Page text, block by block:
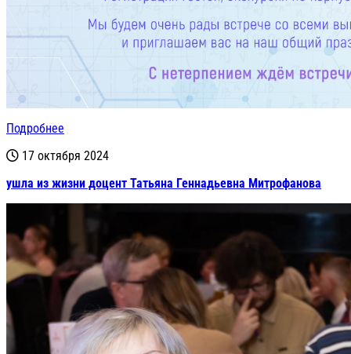
Подробнее
17 октября 2024
ушла из жизни доцент Татьяна Геннадьевна Митрофанова